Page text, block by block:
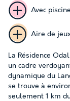
Avec
Aire de
La Résidence
un cadre
dynamique du
se trouve à
seulement 1 km